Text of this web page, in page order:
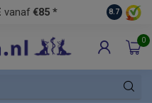
vanaf €85 * Pick-up
8.7
0